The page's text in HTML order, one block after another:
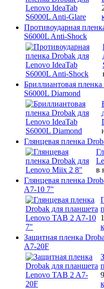
Противоударная
S6000L Anti-Shock
Бриллиантовая
S6000L Diamond
Глянцевая пленка
в
Глянцевая пленка
A7-10 7"
Защитная пленка
A7-20F